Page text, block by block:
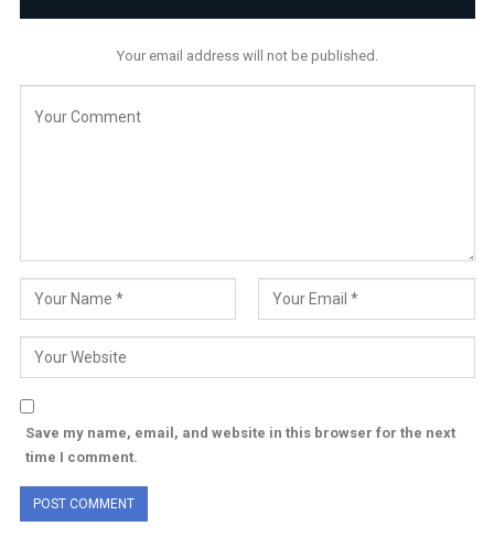
Your email address will not be published.
Save my name, email, and website in this browser for the next
time I comment.